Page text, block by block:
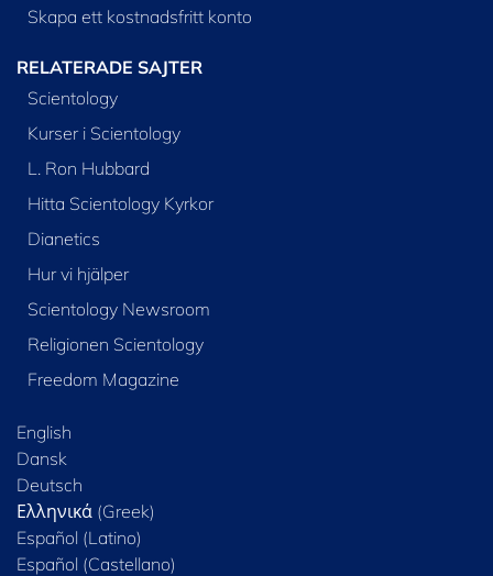
Skapa ett kostnadsfritt konto
RELATERADE SAJTER
Scientology
Kurser i Scientology
L. Ron Hubbard
Hitta Scientology Kyrkor
Dianetics
Hur vi hjälper
Scientology Newsroom
Religionen Scientology
Freedom Magazine
English
Dansk
Deutsch
Ελληνικά (Greek)
Español (Latino)
Español (Castellano)